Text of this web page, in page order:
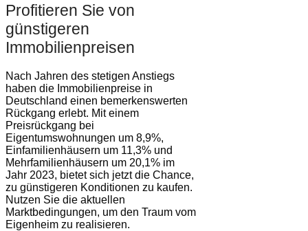
Profitieren Sie von
günstigeren
Immobilienpreisen
Nach Jahren des stetigen Anstiegs
haben die Immobilienpreise in
Deutschland einen bemerkenswerten
Rückgang erlebt. Mit einem
Preisrückgang bei
Eigentumswohnungen um 8,9%,
Einfamilienhäusern um 11,3% und
Mehrfamilienhäusern um 20,1% im
Jahr 2023, bietet sich jetzt die Chance,
zu günstigeren Konditionen zu kaufen.
Nutzen Sie die aktuellen
Marktbedingungen, um den Traum vom
Eigenheim zu realisieren.